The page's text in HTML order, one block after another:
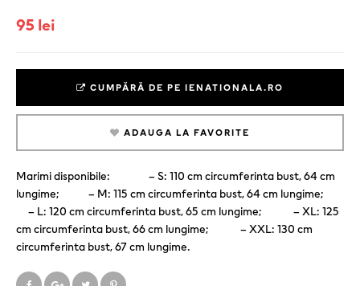
95 lei
CUMPĂRĂ DE PE IENATIONALA.RO
ADAUGA LA FAVORITE
Marimi disponibile: – S: 110 cm circumferinta bust, 64 cm
lungime; – M: 115 cm circumferinta bust, 64 cm lungime;
– L: 120 cm circumferinta bust, 65 cm lungime; – XL: 125
cm circumferinta bust, 66 cm lungime; – XXL: 130 cm
circumferinta bust, 67 cm lungime.